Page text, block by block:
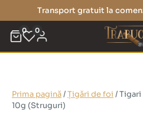
Transport gratuit la
0 0
Prima pagină/Țigări de foi /
10g (Struguri)